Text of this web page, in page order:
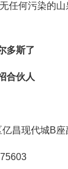
任何污染的
多斯了
合伙人
昌现代城B座